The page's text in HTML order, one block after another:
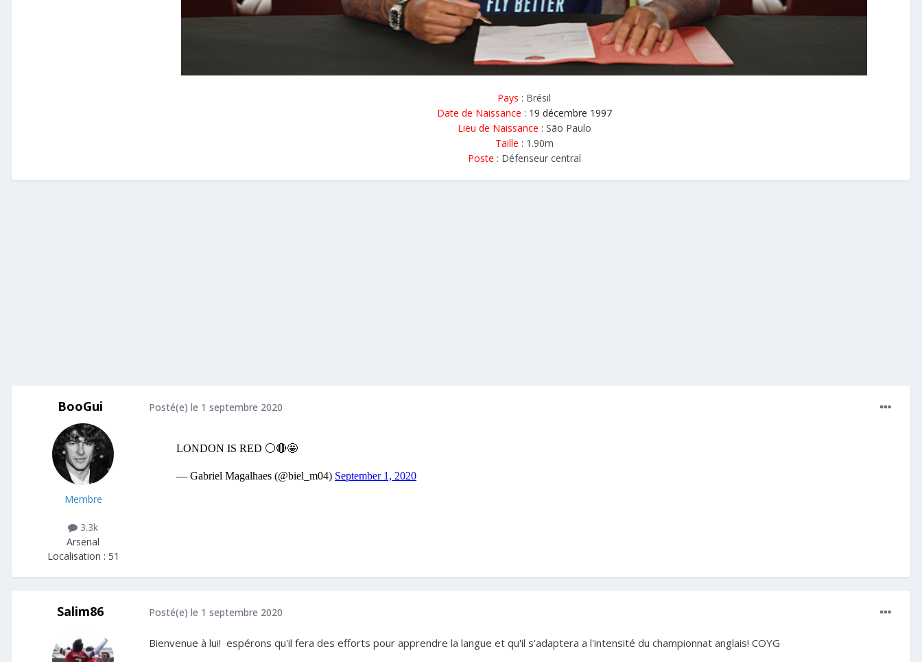
Pays : Brésil
Date de Naissance : 19 décembre 1997
Lieu de Naissance : São Paulo
Taille : 1.90m
Poste : Défenseur central
BooGui
Membre
3.3k
Arsenal
Localisation : 51
Posté(e) le 1 septembre 2020
Salim86 Posté(e) le 1 septembre 2020
Bienvenue à lui! espérons qu'il fera des efforts pour apprendre la langue et qu'il s'adaptera a l'intensité du championnat anglais! COYG